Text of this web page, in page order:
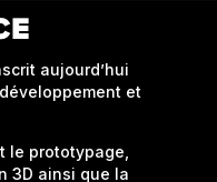
aujourd’hui
et
le prototypage,
3D ainsi que la